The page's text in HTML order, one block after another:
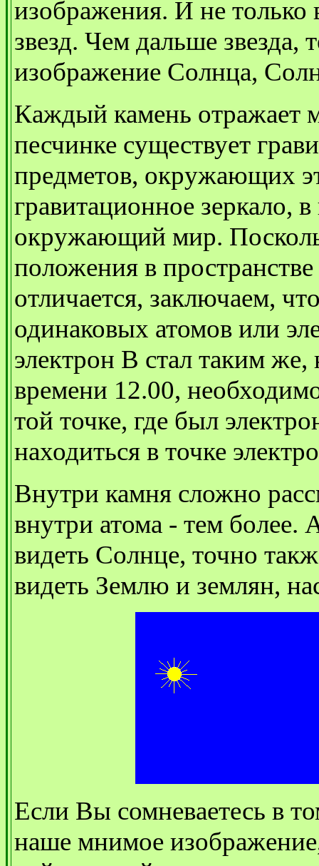
изображения. И не только
звезд. Чем дальше звезда,
изображение Солнца,
Каждый камень отражает
песчинке существует
предметов, окружающих
гравитационное зеркало,
окружающий мир.
положения в
отличается, заключаем,
одинаковых атомов или
электрон В стал таким
времени 12.00,
той точке, где был
находиться в точке
Внутри камня сложно
внутри атома - тем
видеть Солнце, точно
видеть Землю и землян,
Если Вы сомневаетесь в
наше мнимое